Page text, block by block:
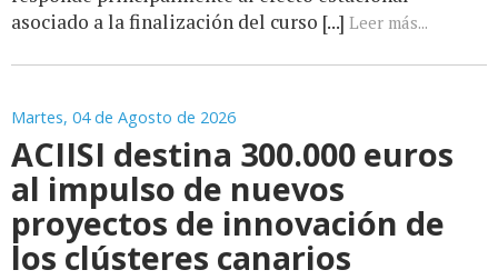
asociado a la finalización del curso [...] Leer más...
Martes, 04 de Agosto de 2026
ACIISI destina 300.000 euros
al impulso de nuevos
proyectos de innovación de
los clústeres canarios